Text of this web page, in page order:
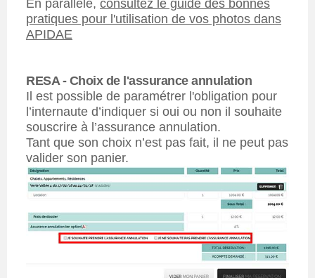
En parallèle, consultez le guide des bonnes
pratiques pour l'utilisation de vos photos dans
APIDAE
RESA - Choix de l'assurance annulation
Il est possible de paramétrer l'obligation pour
l’internaute d’indiquer si oui ou non il souhaite
souscrire à l’assurance annulation.
Tant que son choix n’est pas fait, il ne peut pas
valider son panier.